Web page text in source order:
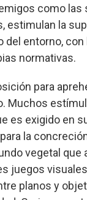
como
estimulan la
del entorno,
normativas.
para
Muchos
es exigido en
la
vegetal que
juegos
planos y